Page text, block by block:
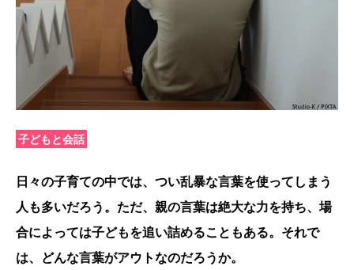
子どもと会話
日々の子育ての中では、つい乱暴な言葉を使ってしまう
人も多いだろう。ただ、親の言葉は絶大な力を持ち、場
合によっては子どもを追い詰めることもある。それで
は、どんな言葉がアウトなのだろうか。